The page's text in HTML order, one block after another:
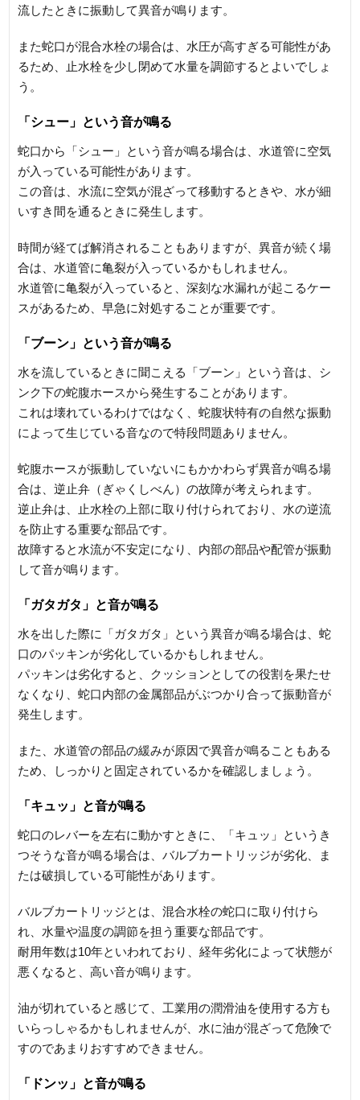
流したときに振動して異音が鳴ります。
また蛇口が混合水栓の場合は、水圧が高すぎる可能性があ
るため、止水栓を少し閉めて水量を調節するとよいでしょ
う。
「シュー」という音が鳴る
蛇口から「シュー」という音が鳴る場合は、水道管に空気
が入っている可能性があります。
この音は、水流に空気が混ざって移動するときや、水が細
いすき間を通るときに発生します。
時間が経てば解消されることもありますが、異音が続く場
合は、水道管に亀裂が入っているかもしれません。
水道管に亀裂が入っていると、深刻な水漏れが起こるケー
スがあるため、早急に対処することが重要です。
「ブーン」という音が鳴る
水を流しているときに聞こえる「ブーン」という音は、シ
ンク下の蛇腹ホースから発生することがあります。
これは壊れているわけではなく、蛇腹状特有の自然な振動
によって生じている音なので特段問題ありません。
蛇腹ホースが振動していないにもかかわらず異音が鳴る場
合は、逆止弁（ぎゃくしべん）の故障が考えられます。
逆止弁は、止水栓の上部に取り付けられており、水の逆流
を防止する重要な部品です。
故障すると水流が不安定になり、内部の部品や配管が振動
して音が鳴ります。
「ガタガタ」と音が鳴る
水を出した際に「ガタガタ」という異音が鳴る場合は、蛇
口のパッキンが劣化しているかもしれません。
パッキンは劣化すると、クッションとしての役割を果たせ
なくなり、蛇口内部の金属部品がぶつかり合って振動音が
発生します。
また、水道管の部品の緩みが原因で異音が鳴ることもある
ため、しっかりと固定されているかを確認しましょう。
「キュッ」と音が鳴る
蛇口のレバーを左右に動かすときに、「キュッ」というき
つそうな音が鳴る場合は、バルブカートリッジが劣化、ま
たは破損している可能性があります。
バルブカートリッジとは、混合水栓の蛇口に取り付けら
れ、水量や温度の調節を担う重要な部品です。
耐用年数は10年といわれており、経年劣化によって状態が
悪くなると、高い音が鳴ります。
油が切れていると感じて、工業用の潤滑油を使用する方も
いらっしゃるかもしれませんが、水に油が混ざって危険で
すのであまりおすすめできません。
「ドンッ」と音が鳴る